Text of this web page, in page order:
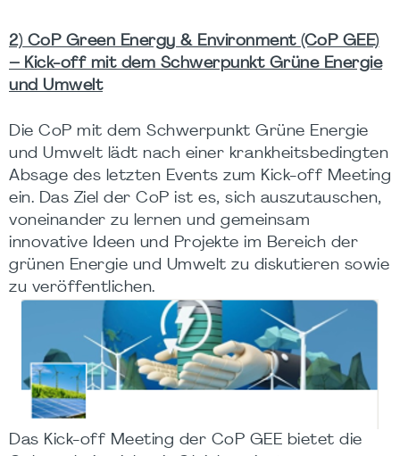
2) CoP Green Energy & Environment (CoP GEE)
– Kick-off mit dem Schwerpunkt Grüne Energie
und Umwelt
Die CoP mit dem Schwerpunkt Grüne Energie
und Umwelt lädt nach einer krankheitsbedingten
Absage des letzten Events zum Kick-off Meeting
ein. Das Ziel der CoP ist es, sich auszutauschen,
voneinander zu lernen und gemeinsam
innovative Ideen und Projekte im Bereich der
grünen Energie und Umwelt zu diskutieren sowie
zu veröffentlichen.
Das Kick-off Meeting der CoP GEE bietet die